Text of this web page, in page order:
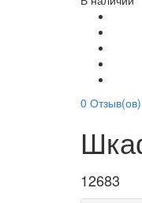
0 Отзыв(ов)
12683